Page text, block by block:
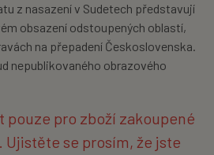
z nasazení v Sudetech představují
obsazení odstoupených oblastí,
na přepadení Československa.
nepublikovaného obrazového
pouze pro zboží zakoupené
se prosím, že jste